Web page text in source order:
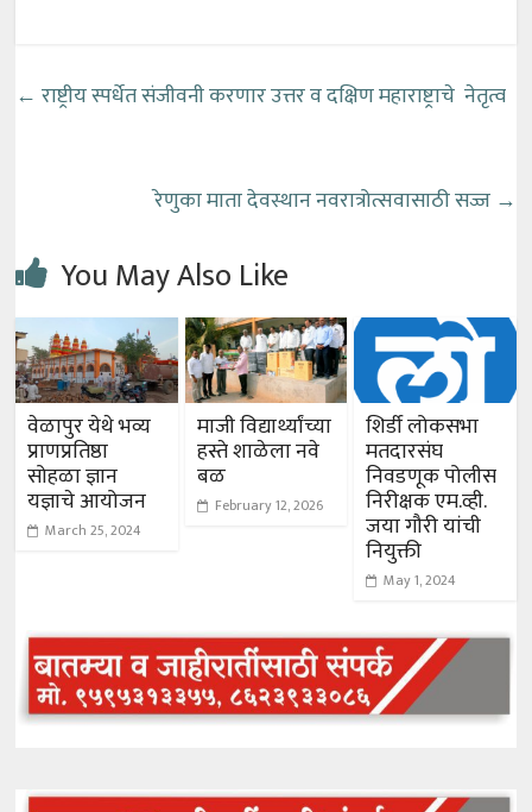
← राष्ट्रीय स्पर्धेत संजीवनी करणार उत्तर व दक्षिण महाराष्ट्राचे नेतृत्व
रेणुका माता देवस्थान नवरात्रोत्सवासाठी सज्ज →
You May Also Like
वेळापुर येथे भव्य
प्राणप्रतिष्ठा
सोहळा ज्ञान
यज्ञाचे आयोजन
March 25, 2024
माजी विद्यार्थ्यांच्या
हस्ते शाळेला नवे
बळ
February 12, 2026
शिर्डी लोकसभा
मतदारसंघ
निवडणूक पोलीस
निरीक्षक एम.व्ही.
जया गौरी यांची
नियुक्ती
May 1, 2024